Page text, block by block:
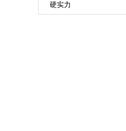
硬实力